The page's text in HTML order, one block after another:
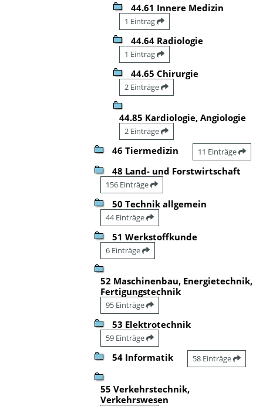
44.61 Innere Medizin
1 Eintrag
44.64 Radiologie
1 Eintrag
44.65 Chirurgie
2 Einträge
44.85 Kardiologie, Angiologie
2 Einträge
46 Tiermedizin 11 Einträge
48 Land- und Forstwirtschaft
156 Einträge
50 Technik allgemein
44 Einträge
51 Werkstoffkunde
6 Einträge
52 Maschinenbau, Energietechnik,
Fertigungstechnik
95 Einträge
53 Elektrotechnik
59 Einträge
54 Informatik 58 Einträge
55 Verkehrstechnik,
Verkehrswesen